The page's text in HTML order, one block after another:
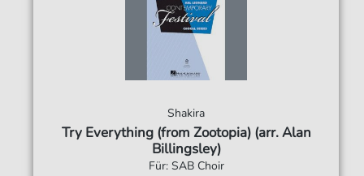
Shakira
Try Everything (from Zootopia) (arr. Alan
Billingsley)
Für: SAB Choir